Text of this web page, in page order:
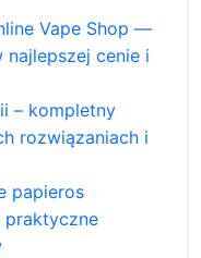
Vape Shop —
cenie i
– kompletny
rozwiązaniach i
papieros
praktyczne